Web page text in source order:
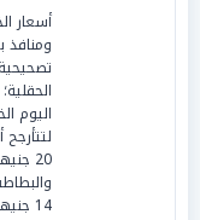
أسعار
ومنافذ
14 جنيها، والخ